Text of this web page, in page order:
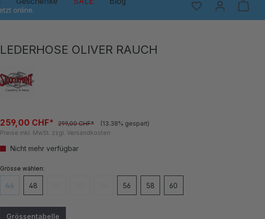
LEDERHOSE OLIVER RAUCH
259,00 CHF* 299,00 CHF*
(13.38% gespart)
Preise inkl. MwSt. zzgl. Versandkosten
Nicht mehr verfügbar
Grösseauswählen
46(Diese Option ist zurzeit nicht verfügbar.)
48 (Diese Option ist zurzeit nicht verfügbar.)
(Diese Option ist zurzeit nicht verfügbar.)
(Diese Option ist zurzeit nicht verfügbar.)
56 58 60
Grössentabelle